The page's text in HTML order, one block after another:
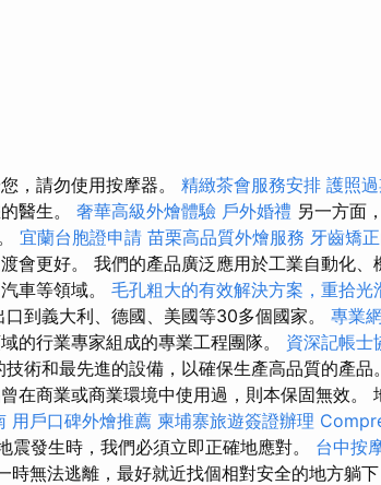
，請勿使用按摩器。 精緻茶會服務安排 護照
醫生。 奢華高級外燴體驗 戶外婚禮 另一方面
宜蘭台胞證申請 苗栗高品質外燴服務 牙齒矯
會更好。 我們的產品廣泛應用於工業自動化
車等領域。 毛孔粗大的有效解決方案，重拾光
到義大利、德國、美國等30多個國家。 專業
的行業專家組成的專業工程團隊。 資深記帳士
術和最先進的設備，以確保生產高品質的產品
在商業或商業環境中使用過，則本保固無效。
用戶口碑外燴推薦 柬埔寨旅遊簽證辦理
震發生時，我們必須立即正確地應對。 台中按
時無法逃離，最好就近找個相對安全的地方躺